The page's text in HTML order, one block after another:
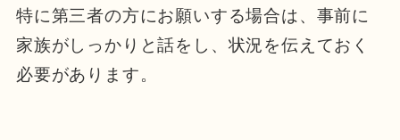
特に第三者の方にお願いする場合は、事前に
家族がしっかりと話をし、状況を伝えておく
必要があります。